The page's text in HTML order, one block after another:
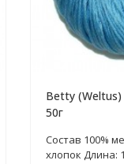
Betty (Weltus)
50г
Состав 100%
хлопок Длина: